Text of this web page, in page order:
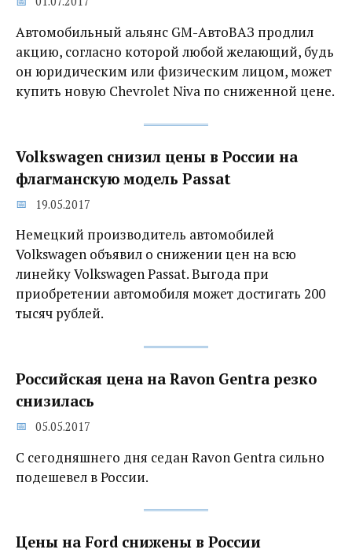
Автомобильный альянс GM-АвтоВАЗ продлил
акцию, согласно которой любой желающий, будь
он юридическим или физическим лицом, может
купить новую Chevrolet Niva по сниженной цене.
Volkswagen снизил цены в России на
флагманскую модель Passat
19.05.2017
Немецкий производитель автомобилей
Volkswagen объявил о снижении цен на всю
линейку Volkswagen Passat. Выгода при
приобретении автомобиля может достигать 200
тысяч рублей.
Российская цена на Ravon Gentra резко
снизилась
05.05.2017
С сегодняшнего дня седан Ravon Gentra сильно
подешевел в России.
Цены на Ford снижены в России